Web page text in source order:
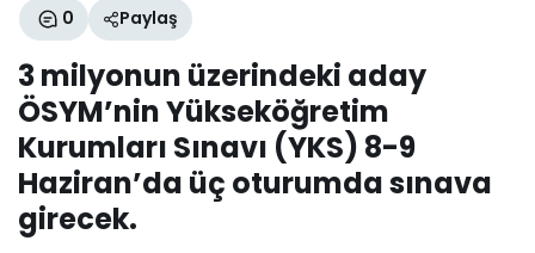
0 Paylaş
3 milyonun üzerindeki aday
ÖSYM’nin Yükseköğretim
Kurumları Sınavı (YKS) 8-9
Haziran’da üç oturumda sınava
girecek.